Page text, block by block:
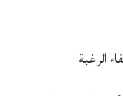
الرغبة